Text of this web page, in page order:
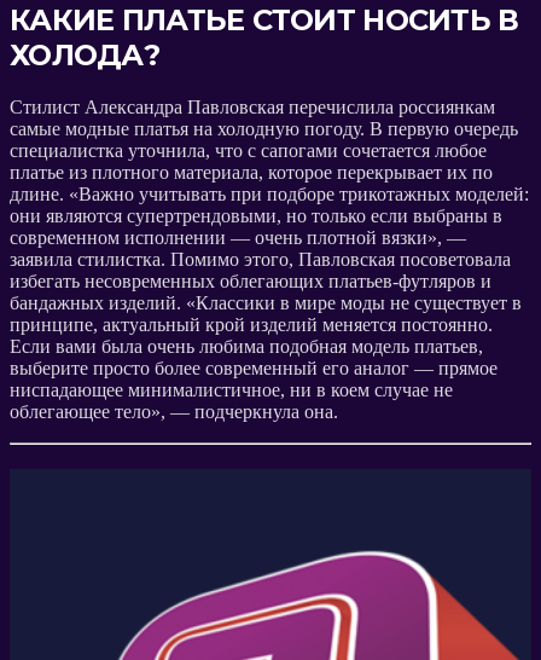
КАКИЕ ПЛАТЬЕ СТОИТ НОСИТЬ В
ХОЛОДА?
Стилист Александра Павловская перечислила россиянкам
самые модные платья на холодную погоду. В первую очередь
специалистка уточнила, что с сапогами сочетается любое
платье из плотного материала, которое перекрывает их по
длине. «Важно учитывать при подборе трикотажных моделей:
они являются супертрендовыми, но только если выбраны в
современном исполнении — очень плотной вязки», —
заявила стилистка. Помимо этого, Павловская посоветовала
избегать несовременных облегающих платьев-футляров и
бандажных изделий. «Классики в мире моды не существует в
принципе, актуальный крой изделий меняется постоянно.
Если вами была очень любима подобная модель платьев,
выберите просто более современный его аналог — прямое
ниспадающее минималистичное, ни в коем случае не
облегающее тело», — подчеркнула она.